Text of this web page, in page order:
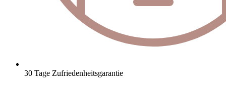
30 Tage Zufriedenheitsgarantie